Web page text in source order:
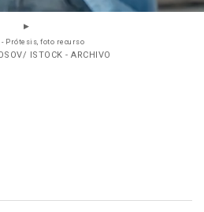
Prótesis, foto recurso
ISTOCK - ARCHIVO